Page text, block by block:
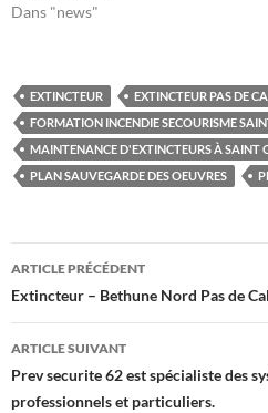
Dans "news"
EXTINCTEUR EXTINCTEUR PAS DE
FORMATION INCENDIE SECOURISME
MAINTENANCE D'EXTINCTEURS À SAINT
PLAN SAUVEGARDE DES OEUVRES
Navigation
des
articles
ARTICLE PRÉCÉDENT
Extincteur – Bethune Nord Pas de
ARTICLE SUIVANT
Prev securite 62 est spécialiste des
professionnels et particuliers.